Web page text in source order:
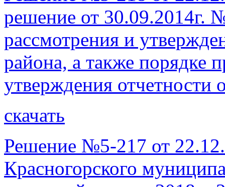
решение от 30.09.2014г.
рассмотрения и
района, а также порядке
утверждения
скачать
Решение №5-217 от
Красногорского